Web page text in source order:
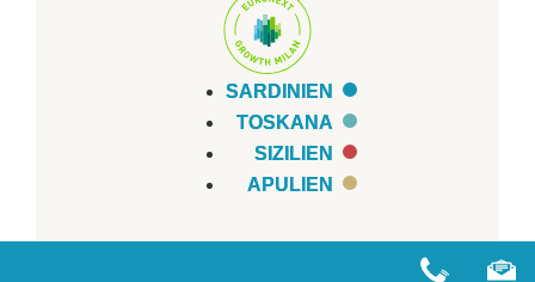
SARDINIEN
TOSKANA
SIZILIEN
APULIEN